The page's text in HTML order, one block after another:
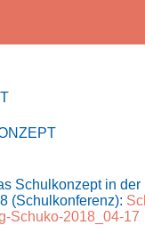
Schulkonzept in
(Schulkonferenz):
Schuko-2018_04-17